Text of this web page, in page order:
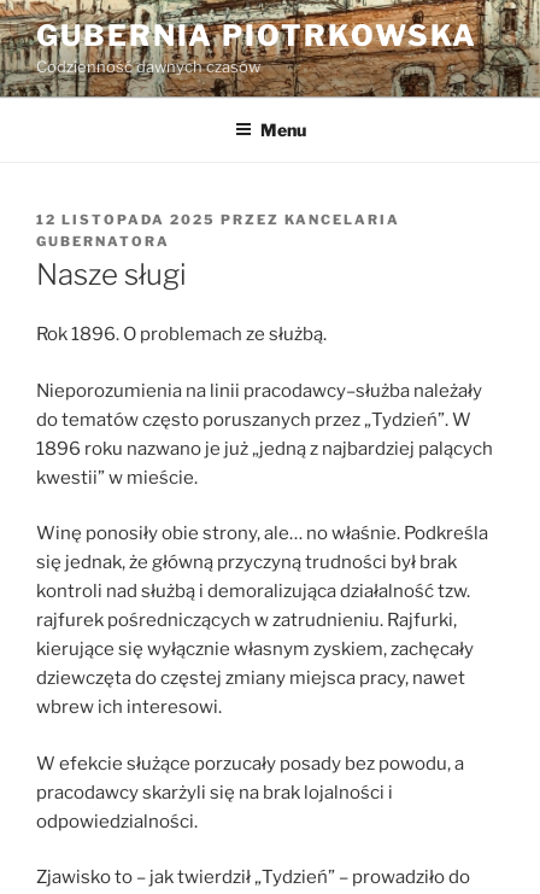
Przejdź
do
treści
GUBERNIA PIOTRKOWSKA
Codzienność dawnych czasów
Menu
OPUBLIKOWANE
W
12 LISTOPADA 2025 PRZEZ KANCELARIA
GUBERNATORA
Nasze sługi
Rok 1896. O problemach ze służbą.
Nieporozumienia na linii pracodawcy–służba należały
do tematów często poruszanych przez „Tydzień”. W
1896 roku nazwano je już „jedną z najbardziej palących
kwestii” w mieście.
Winę ponosiły obie strony, ale… no właśnie. Podkreśla
się jednak, że główną przyczyną trudności był brak
kontroli nad służbą i demoralizująca działalność tzw.
rajfurek pośredniczących w zatrudnieniu. Rajfurki,
kierujące się wyłącznie własnym zyskiem, zachęcały
dziewczęta do częstej zmiany miejsca pracy, nawet
wbrew ich interesowi.
W efekcie służące porzucały posady bez powodu, a
pracodawcy skarżyli się na brak lojalności i
odpowiedzialności.
Zjawisko to – jak twierdził „Tydzień” – prowadziło do